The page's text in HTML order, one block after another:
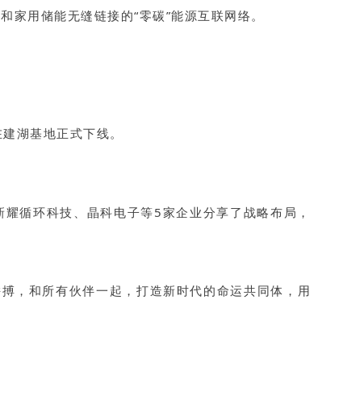
用储能无缝链接的“零碳”能源互联网络。
湖基地正式下线。
循环科技、晶科电子等5家企业分享了战略布局，
，和所有伙伴一起，打造新时代的命运共同体，用